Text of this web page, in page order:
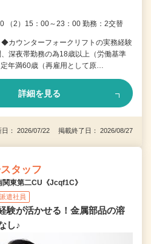
（2）15：00～23：00 勤務：2交替
カウンターフォークリフトの実務経験
深夜帯勤務の為18歳以上（労働基準
年満60歳（再雇用として原…
詳細を見る
日： 2026/07/22 掲載終了日： 2026/08/27
タッフ
東第二CU《Jcqf1C》
派遣社員
験が活かせる！金属部品の溶
し♪